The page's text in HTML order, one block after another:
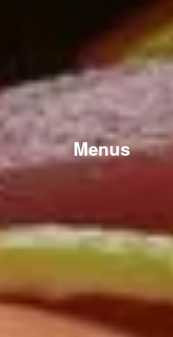
Menus